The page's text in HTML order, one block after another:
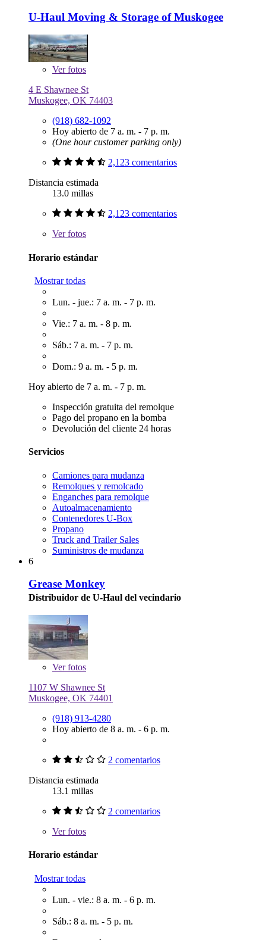
U-Haul Moving & Storage of Muskogee
Verfotos
4 E Shawnee St
Muskogee, OK 74403
(918) 682-1092
Hoy abierto de 7 a. m. - 7 p. m.
(One hour customer parking only)
2,123 comentarios
Distancia estimada
13.0 millas
2,123 comentarios
Verfotos
Horario estándar
Mostrar todas
Lun. - jue.: 7 a. m. - 7 p. m.
Vie.: 7 a. m. - 8 p. m.
Sáb.: 7 a. m. - 7 p. m.
Dom.: 9 a. m. - 5 p. m.
Hoy abierto de 7 a. m. - 7 p. m.
Inspección gratuita del remolque
Pago del propano en la bomba
Devolución del cliente 24 horas
Servicios
Camiones para mudanza
Remolques y remolcado
Enganches para remolque
Autoalmacenamiento
Contenedores U-Box
Propano
Truck and Trailer Sales
Suministros de mudanza
6
Grease Monkey
Distribuidor de U-Haul del vecindario
Verfotos
1107 W Shawnee St
Muskogee, OK 74401
(918) 913-4280
Hoy abierto de 8 a. m. - 6 p. m.
2 comentarios
Distancia estimada
13.1 millas
2 comentarios
Verfotos
Horario estándar
Mostrar todas
Lun. - vie.: 8 a. m. - 6 p. m.
Sáb.: 8 a. m. - 5 p. m.